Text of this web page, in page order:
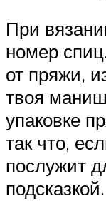
При
номер
от пряжи,
твоя
упаковке
так что,
послужит
подсказкой.